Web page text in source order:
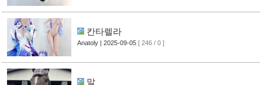
칸타렐라
Anatoly | 2025-09-05 [ 246 / 0 ]
말